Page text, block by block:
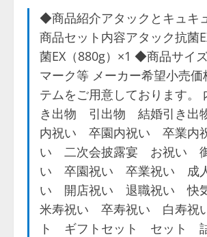
◆商品紹介アタックとキュキ
商品セット内容アタック抗菌
菌EX（880g）×1 ◆商品サ
マーク等 メーカー希望小売
テムをご用意しております
き出物 引出物 結婚引き出
内祝い 卒園内祝い 卒業内
い 二次会披露宴 お祝い
い 卒園祝い 卒業祝い 成
い 開店祝い 退職祝い 快
米寿祝い 卒寿祝い 白寿
ト ギフトセット セット